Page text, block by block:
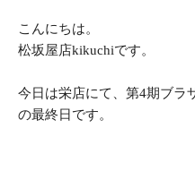
こんにちは。
松坂屋店kikuchiです。
今日は栄店にて、第4期ブラ
の最終日です。